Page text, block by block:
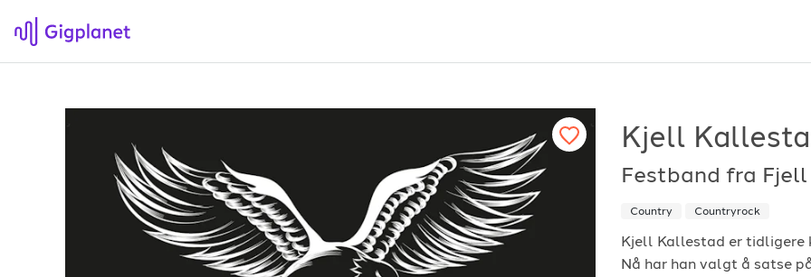
Gigplanet
Om Gigplanet
Artikler
For arrangører
Hvordan fungerer det?
Søk etter underholdning
For musiker
Hvordan fungerer
Registrer solist eller
Kjell
Festband fra Fjell
Country Countryrock
Kjell Kallestad er tidligere
Nå har han valgt å satse